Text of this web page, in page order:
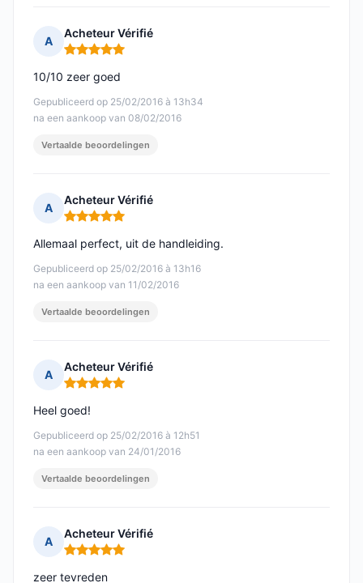
A
Acheteur Vérifié
Opmerking: 5 van 5
Gepubliceerd op 25/02/2016 à 13h34
na een aankoop van 08/02/2016
10/10 zeer goed
Vertaalde beoordelingen
A
Acheteur Vérifié
Opmerking: 5 van 5
Gepubliceerd op 25/02/2016 à 13h16
na een aankoop van 11/02/2016
Allemaal perfect, uit de handleiding.
Vertaalde beoordelingen
A
Acheteur Vérifié
Opmerking: 5 van 5
Gepubliceerd op 25/02/2016 à 12h51
na een aankoop van 24/01/2016
Heel goed!
Vertaalde beoordelingen
A
Acheteur Vérifié
Opmerking: 5 van 5
zeer tevreden